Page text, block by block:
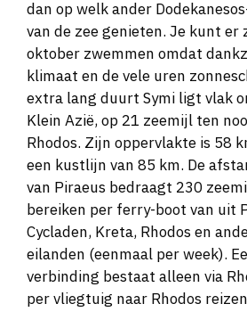
dan op welk ander
van de zee genieten. Je kunt er
oktober zwemmen omdat
klimaat en de vele uren
extra lang duurt Symi ligt vlak
Klein Azië, op 21 zeemijl ten
Rhodos. Zijn oppervlakte is 58
een kustlijn van 85 km. De
van Piraeus bedraagt 230
bereiken per ferry-boot van uit
Cycladen, Kreta, Rhodos en
eilanden (eenmaal per week).
verbinding bestaat alleen via
per vliegtuig naar Rhodos